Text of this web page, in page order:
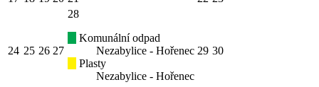
24 25 26 27
28
Komunální odpad
Nezabylice - Hořenec
Plasty
Nezabylice - Hořenec
29 30